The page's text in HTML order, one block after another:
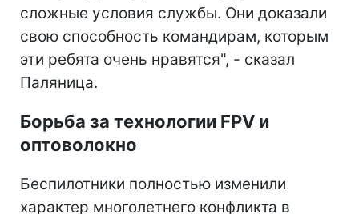
сложные условия службы. Они доказали
свою способность командирам, которым
эти ребята очень нравятся", - сказал
Паляница.
Борьба за технологии FPV и
оптоволокно
Беспилотники полностью изменили
характер многолетнего конфликта в